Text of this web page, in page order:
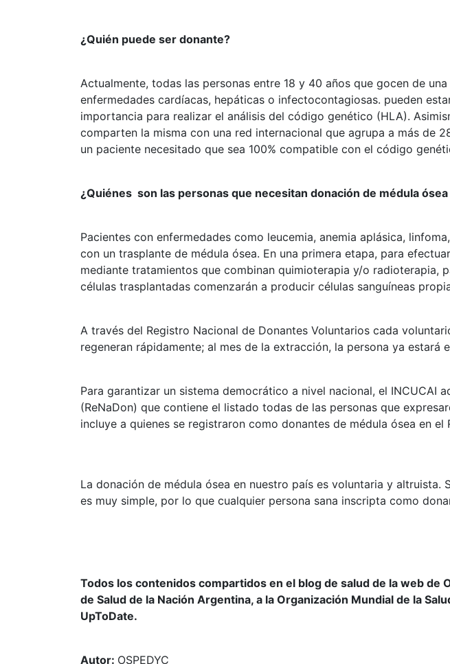
¿Quién puede ser donante?
Actualmente, todas las personas entre 18 y 40 años que gocen de
enfermedades cardíacas, hepáticas o infectocontagiosas. pueden
importancia para realizar el análisis del código genético (HLA).
comparten la misma con una red internacional que agrupa a más de
un paciente necesitado que sea 100% compatible con el código
¿Quiénes son las personas que necesitan donación de médula
Pacientes con enfermedades como leucemia, anemia aplásica,
con un trasplante de médula ósea. En una primera etapa, para
mediante tratamientos que combinan quimioterapia y/o radioterapia,
células trasplantadas comenzarán a producir células sanguíneas
A través del Registro Nacional de Donantes Voluntarios cada
regeneran rápidamente; al mes de la extracción, la persona ya estará
Para garantizar un sistema democrático a nivel nacional, el INCUCAI
(ReNaDon) que contiene el listado todas de las personas que
incluye a quienes se registraron como donantes de médula ósea en
La donación de médula ósea en nuestro país es voluntaria y
es muy simple, por lo que cualquier persona sana inscripta como
Todos los contenidos compartidos en el blog de salud de la web
de Salud de la Nación Argentina, a la Organización Mundial de la
UpToDate.
Autor: OSPEDYC